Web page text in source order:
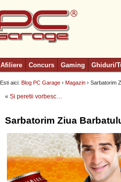
Afiliere Concurs Gaming Ghiduri/
Esti aici: Blog PC Garage › Magazin › Sarbatorim
« Si peretii vorbesc…
Sarbatorim Ziua